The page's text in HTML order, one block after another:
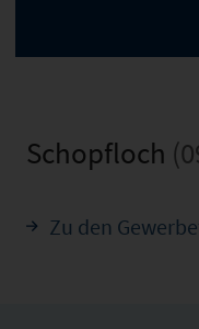
Schopfloch
Zu den